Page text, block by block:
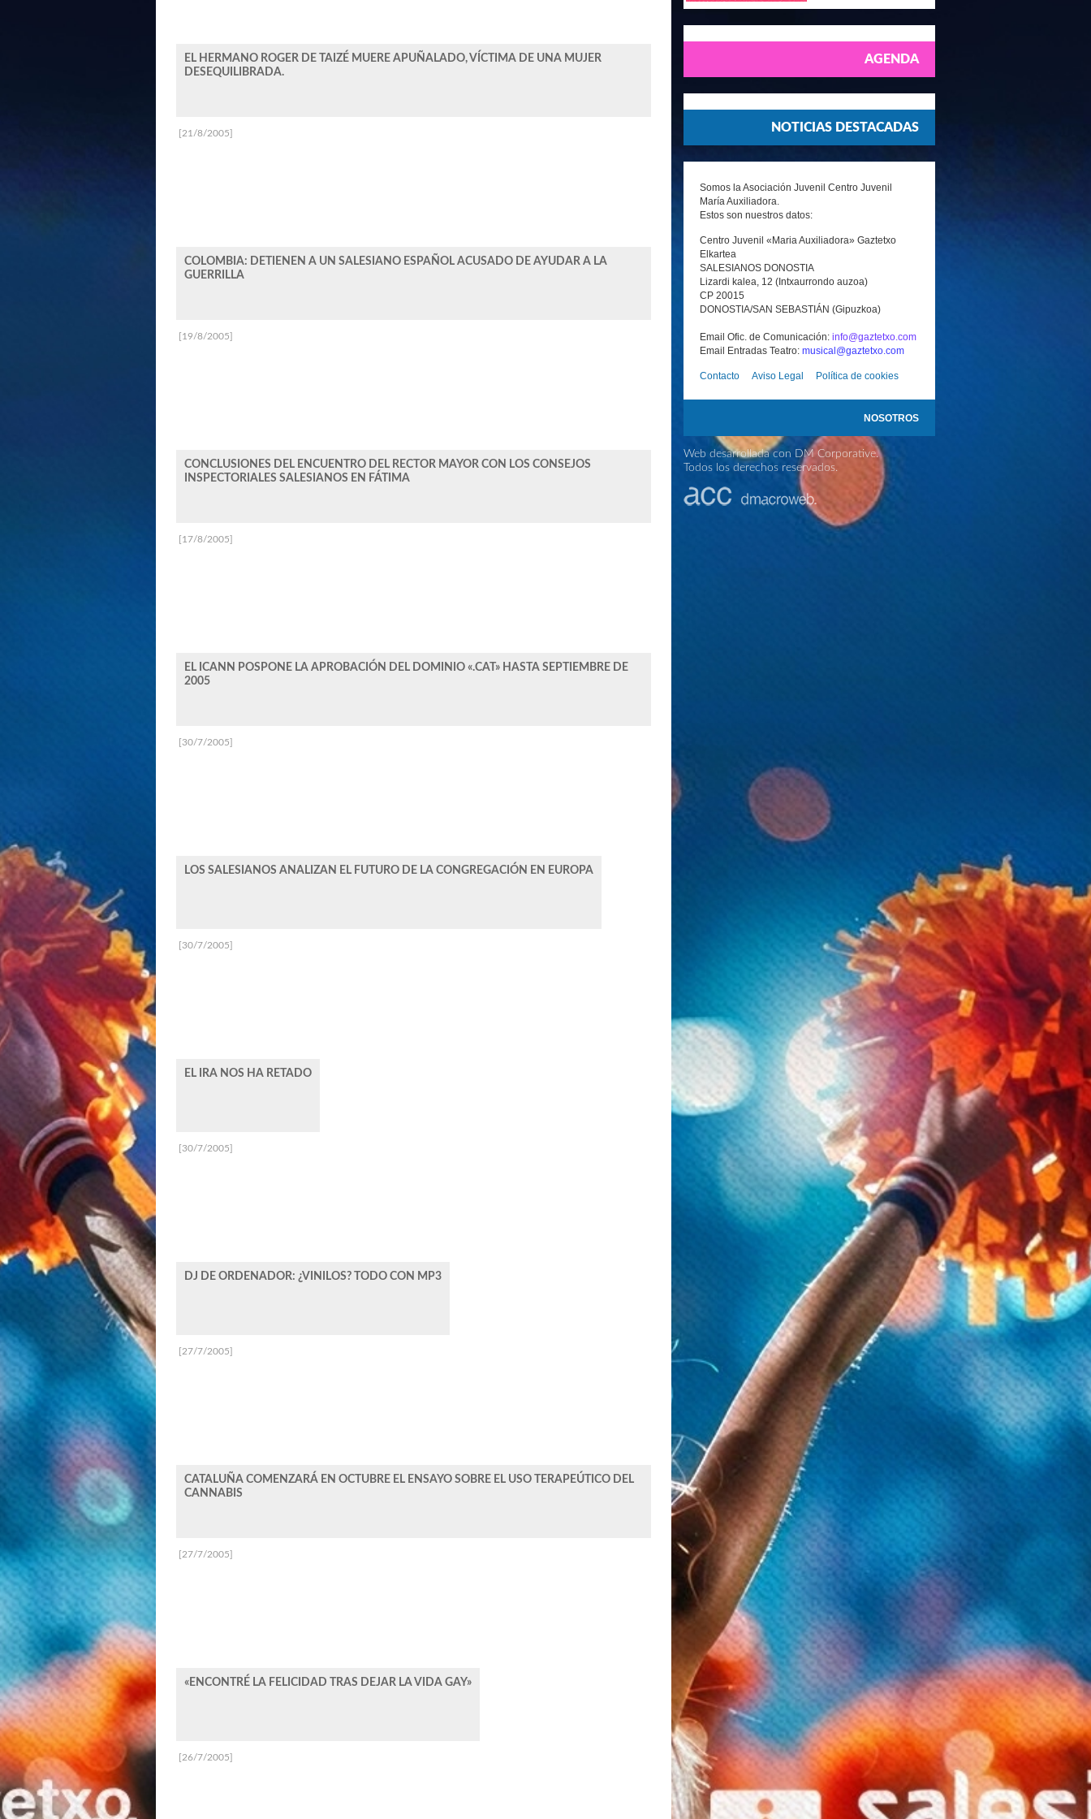
AGENDA
NOTICIAS DESTACADAS
Somos la Asociación Juvenil Centro Juvenil
María Auxiliadora.
Estos son nuestros datos:
Centro Juvenil «Maria Auxiliadora» Gaztetxo
Elkartea
SALESIANOS DONOSTIA
Lizardi kalea, 12 (Intxaurrondo auzoa)
CP 20015
DONOSTIA/SAN SEBASTIÁN (Gipuzkoa)
Email Ofic. de Comunicación: info@gaztetxo.com
Email Entradas Teatro: musical@gaztetxo.com
Contacto Aviso Legal Política de cookies
NOSOTROS
Web desarrollada con DM Corporative.
Todos los derechos reservados.
EL HERMANO ROGER DE TAIZÉ MUERE APUÑALADO, VÍCTIMA DE UNA MUJER
DESEQUILIBRADA.
COLOMBIA: DETIENEN A UN SALESIANO ESPAÑOL ACUSADO DE AYUDAR A LA
GUERRILLA
[21/8/2005]
CONCLUSIONES DEL ENCUENTRO DEL RECTOR MAYOR CON LOS CONSEJOS
INSPECTORIALES SALESIANOS EN FÁTIMA
[19/8/2005]
EL ICANN POSPONE LA APROBACIÓN DEL DOMINIO «.CAT» HASTA SEPTIEMBRE DE
2005
[17/8/2005]
LOS SALESIANOS ANALIZAN EL FUTURO DE LA CONGREGACIÓN EN EUROPA
[30/7/2005]
EL IRA NOS HA RETADO
[30/7/2005]
DJ DE ORDENADOR: ¿VINILOS? TODO CON MP3
[30/7/2005]
CATALUÑA COMENZARÁ EN OCTUBRE EL ENSAYO SOBRE EL USO TERAPEÚTICO DEL
CANNABIS
[27/7/2005]
«ENCONTRÉ LA FELICIDAD TRAS DEJAR LA VIDA GAY»
[27/7/2005]
[26/7/2005]